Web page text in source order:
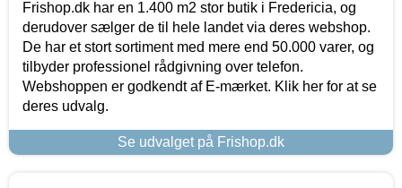
Frishop.dk har en 1.400 m2 stor butik i Fredericia, og
derudover sælger de til hele landet via deres webshop.
De har et stort sortiment med mere end 50.000 varer, og
tilbyder professionel rådgivning over telefon.
Webshoppen er godkendt af E-mærket. Klik her for at se
deres udvalg.
Se udvalget på Frishop.dk